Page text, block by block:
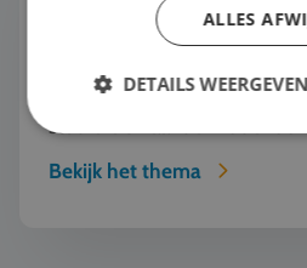
"Wist jij dat deze jas van
kan dus ook duurzaam én
studiereis naar de
o...
Bekijk het thema
ALLES
DETAILS WEERGEVEN